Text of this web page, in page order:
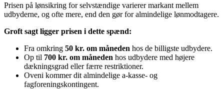
Prisen på lønsikring for selvstændige varierer markant mellem
udbyderne, og ofte mere, end den gør for almindelige lønmodtagere.
Groft sagt ligger prisen i dette spænd:
Fra omkring 50 kr. om måneden hos de billigste udbydere.
Op til 700 kr. om måneden hos udbydere med højere
dækningsgrad eller færre restriktioner.
Oveni kommer dit almindelige a-kasse- og
fagforeningskontingent.